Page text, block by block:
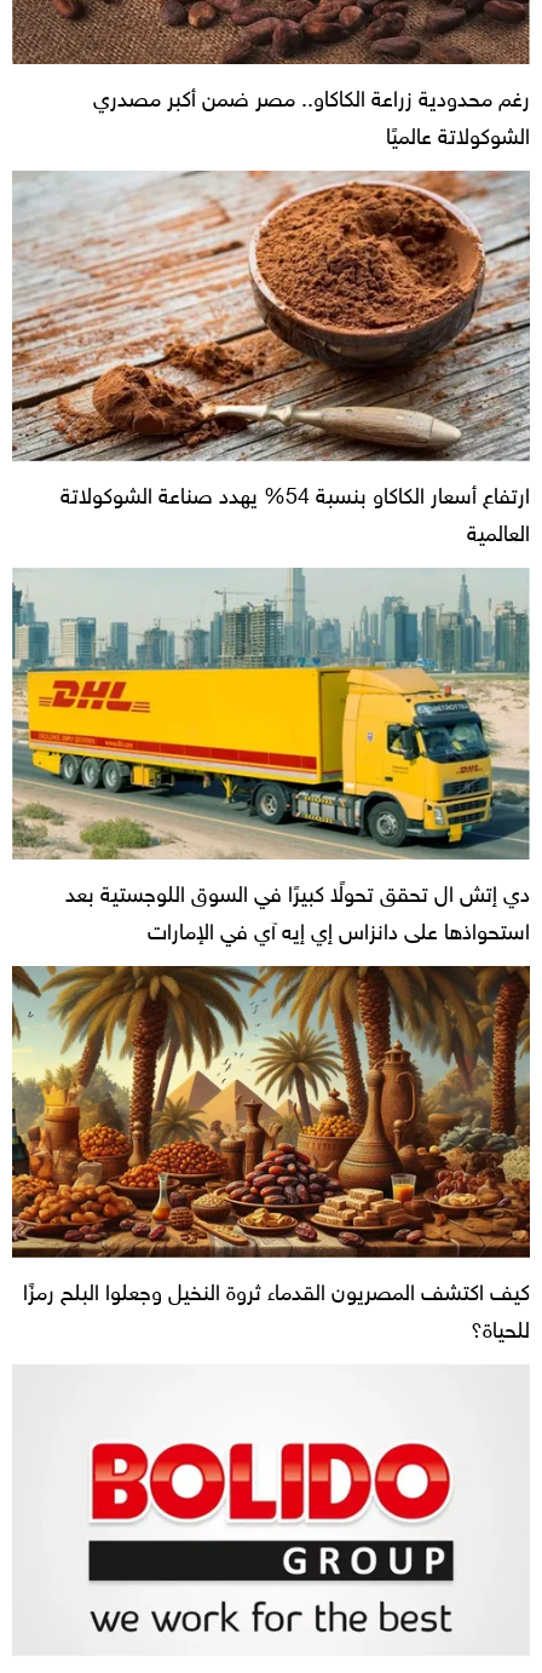
رغم محدودية زراعة الكاكاو.. مصر ضمن أكبر مصدري
الشوكولاتة عالميًا
ارتفاع أسعار الكاكاو بنسبة 54% يهدد صناعة الشوكولاتة
العالمية
دي إتش ال تحقق تحولًا كبيرًا في السوق اللوجستية بعد
استحواذها على دانزاس إي إيه آي في الإمارات
كيف اكتشف المصريون القدماء ثروة النخيل وجعلوا البلح رمزًا
للحياة؟